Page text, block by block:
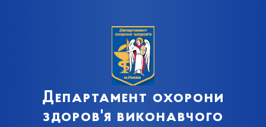
Департамент охорони
здоров'я виконавчого